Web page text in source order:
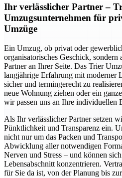
Ihr verlässlicher Partner –
Umzugsunternehmen für
Umzüge
Ein Umzug, ob privat oder
organisatorisches Geschick, sondern
Partner an Ihrer Seite. Das Trier
langjährige Erfahrung mit moderner
sicher und termingerecht zu
neue Wohnung ziehen oder ein
wir passen uns an Ihre individuellen
Als Ihr verlässlicher Partner setzen
Pünktlichkeit und Transparenz ein.
nicht nur um das Packen und
Abwicklung aller notwendigen
Nerven und Stress – und können
Lebensabschnitt konzentrieren.
für Sie da ist, von der Planung bis